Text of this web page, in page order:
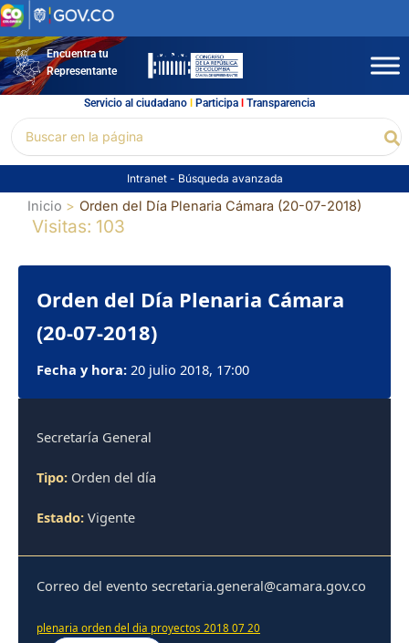
Ir
al
contenidoEncuentra tu
Representante
Servicio al ciudadano l Participal Transparencia
por:
Intranet - Búsqueda avanzada
Inicio Orden del Día Plenaria Cámara (20-07-2018)
Visitas: 103
Orden del Día Plenaria Cámara
(20-07-2018)
Fecha y hora: 20 julio 2018, 17:00
Secretaría General
Tipo: Orden del día
Estado: Vigente
Correo del evento secretaria.general@camara.gov.co
plenaria orden del dia proyectos 2018 07 20